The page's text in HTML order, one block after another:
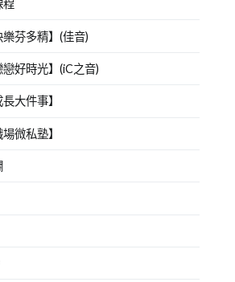
程
芬多精】(佳音)
好時光】(iC之音)
大件事】
微私塾】